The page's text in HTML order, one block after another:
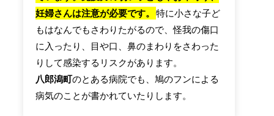
妊婦さんは注意が必要です。
特に小さな子ど
もはなんでもさわりたがるので、怪我の傷口
に入ったり、目や口、鼻のまわりをさわった
りして感染するリスクがあります。
八郎潟町のとある病院でも、鳩のフンによる
病気のことが書かれていたりします。